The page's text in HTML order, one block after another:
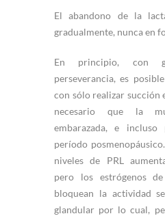
El abandono de la
gradualmente, nunca en
En principio, con
perseverancia, es
con sólo realizar succión
necesario que la
embarazada, e
período
niveles de PRL
pero los estrógenos
bloquean la actividad
glandular por lo cual,